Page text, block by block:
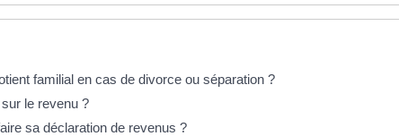
familial en cas de divorce ou séparation ?
le revenu ?
sa déclaration de revenus ?